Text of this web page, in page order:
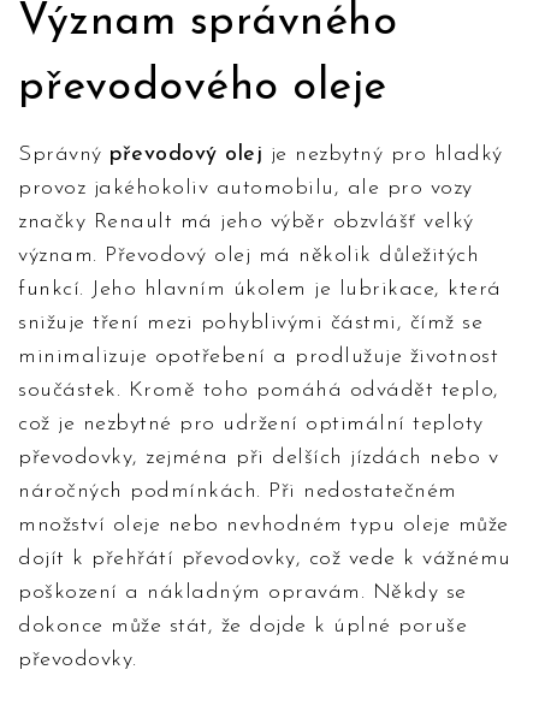
Význam správného
převodového oleje
Správný převodový olej je nezbytný pro hladký
provoz jakéhokoliv automobilu, ale pro vozy
značky Renault má jeho výběr obzvlášť velký
význam. Převodový olej má několik důležitých
funkcí. Jeho hlavním úkolem je lubrikace, která
snižuje tření mezi pohyblivými částmi, čímž se
minimalizuje opotřebení a prodlužuje životnost
součástek. Kromě toho pomáhá odvádět teplo,
což je nezbytné pro udržení optimální teploty
převodovky, zejména při delších jízdách nebo v
náročných podmínkách. Při nedostatečném
množství oleje nebo nevhodném typu oleje může
dojít k přehřátí převodovky, což vede k vážnému
poškození a nákladným opravám. Někdy se
dokonce může stát, že dojde k úplné poruše
převodovky.